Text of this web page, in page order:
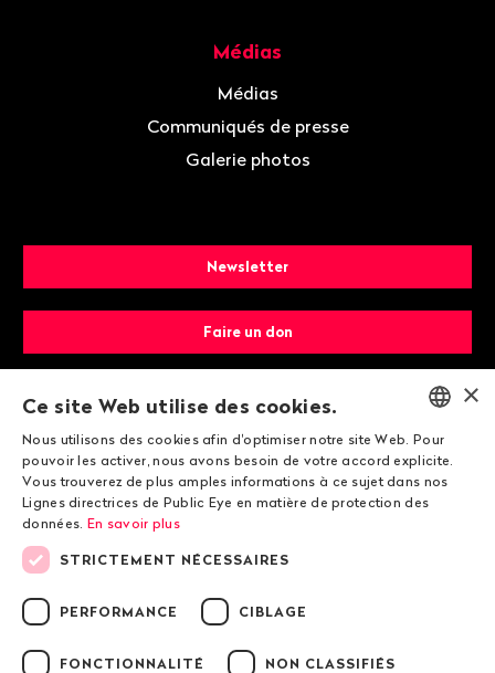
Médias
Médias
Communiqués de presse
Galerie photos
Newsletter
Faire un don
Devenir membre
© 2026 Public Eye
ENGLISH
DEUTSCH
×
Ce site Web utilise des cookies.
Nous utilisons des cookies afin d'optimiser notre site Web. Pour
pouvoir les activer, nous avons besoin de votre accord explicite.
Vous trouverez de plus amples informations à ce sujet dans nos
Lignes directrices de Public Eye en matière de protection des
données. En savoir plus
STRICTEMENT NÉCESSAIRES
PERFORMANCE CIBLAGE
FONCTIONNALITÉ NON CLASSIFIÉS